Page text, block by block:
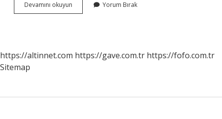
Devamını okuyun
Aliyev
Yorum Bırak
https://altinnet.com https://gave.com.tr https://fofo.com.tr
Sitemap